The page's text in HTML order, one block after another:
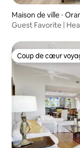
Maison de ville ⋅
Guest Favorite |
Coup de cœur
Coup de cœur